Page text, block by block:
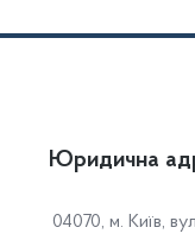
Юридична
04070, м. Київ,